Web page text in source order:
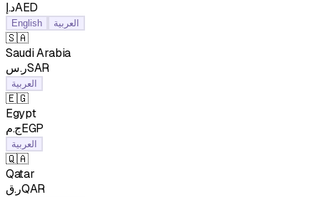
د.إAED
English العربية
🇸🇦
Saudi Arabia
ر.سSAR
العربية
🇪🇬
Egypt
ج.مEGP
العربية
🇶🇦
Qatar
ر.قQAR